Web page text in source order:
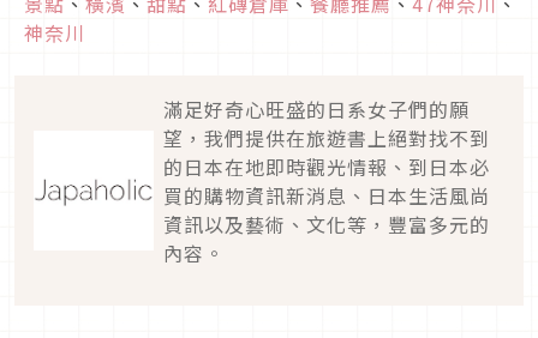
神奈川
滿足好奇心旺盛的日系女子們的願
望，我們提供在旅遊書上絕對找不到
的日本在地即時觀光情報、到日本必
買的購物資訊新消息、日本生活風尚
資訊以及藝術、文化等，豐富多元的
內容。